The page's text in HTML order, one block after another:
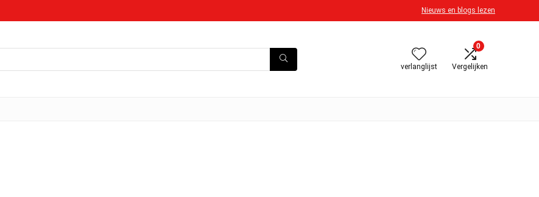
Nieuws en blogs lezen
verlanglijst
0
Vergelijken